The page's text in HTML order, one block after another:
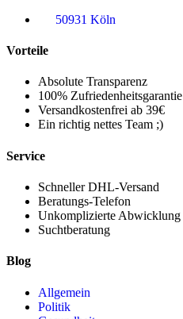
50931 Köln
Vorteile
Absolute Transparenz
100% Zufriedenheitsgarantie
Versandkostenfrei ab 39€
Ein richtig nettes Team ;)
Service
Schneller DHL-Versand
Beratungs-Telefon
Unkomplizierte Abwicklung
Suchtberatung
Blog
Allgemein
Politik